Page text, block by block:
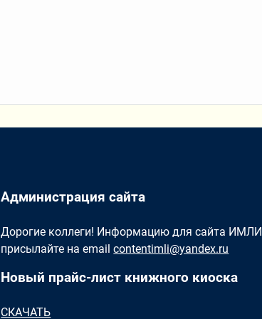
Администрация сайта
Дорогие коллеги! Информацию для сайта ИМЛИ
присылайте на emailcontentimli@yandex.ru
Новый прайс-лист книжного киоска
СКАЧАТЬ